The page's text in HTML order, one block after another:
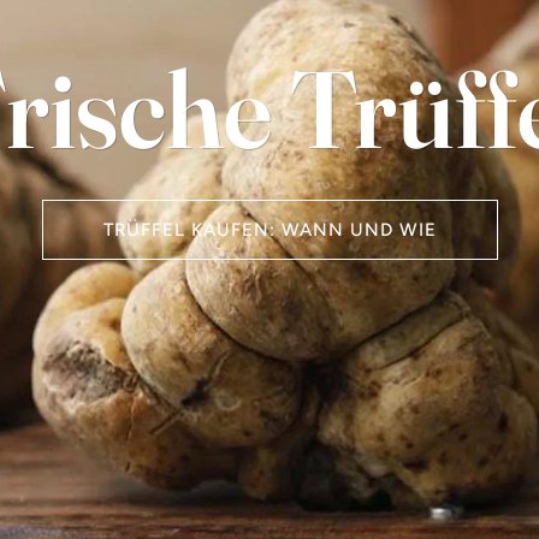
TRÜFFEL KAUFEN: WANN UND WIE